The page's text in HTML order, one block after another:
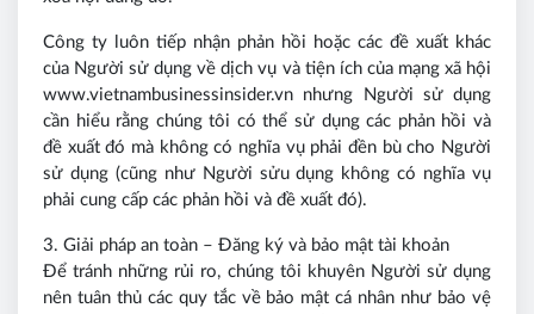
Công ty luôn tiếp nhận phản hồi hoặc các đề xuất khác
của Người sử dụng về dịch vụ và tiện ích của mạng xã hội
www.vietnambusinessinsider.vn nhưng Người sử dụng
cần hiểu rằng chúng tôi có thể sử dụng các phản hồi và
đề xuất đó mà không có nghĩa vụ phải đền bù cho Người
sử dụng (cũng như Người sửu dụng không có nghĩa vụ
phải cung cấp các phản hồi và đề xuất đó).
3. Giải pháp an toàn – Đăng ký và bảo mật tài khoản
Để tránh những rủi ro, chúng tôi khuyên Người sử dụng
nên tuân thủ các quy tắc về bảo mật cá nhân như bảo vệ